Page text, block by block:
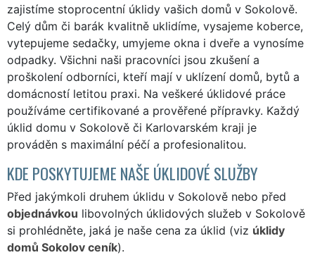
zajistíme stoprocentní úklidy vašich domů v Sokolově.
Celý dům či barák kvalitně uklidíme, vysajeme koberce,
vytepujeme sedačky, umyjeme okna i dveře a vynosíme
odpadky. Všichni naši pracovníci jsou zkušení a
proškolení odborníci, kteří mají v uklízení domů, bytů a
domácností letitou praxi. Na veškeré úklidové práce
používáme certifikované a prověřené přípravky. Každý
úklid domu v Sokolově či Karlovarském kraji je
prováděn s maximální péčí a profesionalitou.
KDE POSKYTUJEME NAŠE ÚKLIDOVÉ SLUŽBY
Před jakýmkoli druhem úklidu v Sokolově nebo před
objednávkou libovolných úklidových služeb v Sokolově
si prohlédněte, jaká je naše cena za úklid (viz úklidy
domů Sokolov ceník).